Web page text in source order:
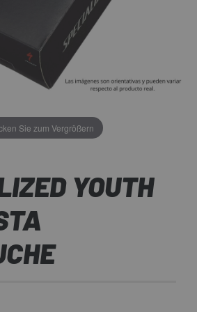
Sie zum Vergrößern
YOUTH